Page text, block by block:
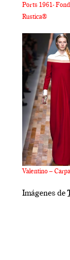
Ports 1961-
Rustica®
Valentino –
Imágenes de